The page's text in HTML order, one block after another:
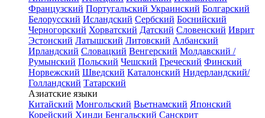
Французский Португальский Украинский Болгарский
Белорусский Исландский Сербский Боснийский
Черногорский Хорватский Датский Словенский Иврит
Эстонский Латышский Литовский Албанский
Ирландский Словацкий Венгерский Молдавский /
Румынский Польский Чешский Греческий Финский
Норвежский Шведский Каталонский Нидерландский/
Голландский Татарский
Азиатские языки
Китайский Монгольский Вьетнамский Японский
Корейский Хинди Бенгальский Санскрит